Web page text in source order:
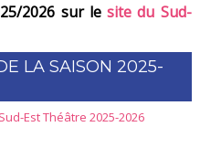
2026 sur lesite du Sud-
LA SAISON 2025-
Est Théâtre 2025-2026